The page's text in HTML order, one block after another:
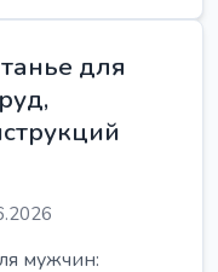
для
мужчин: